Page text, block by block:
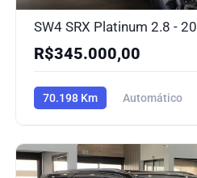
SW4 SRX Platinum 2.8 -
R$345.000,00
70.198 Km Automático